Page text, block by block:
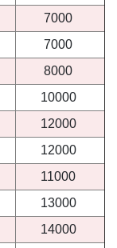
7000
7000
8000
10000
12000
12000
11000
13000
14000